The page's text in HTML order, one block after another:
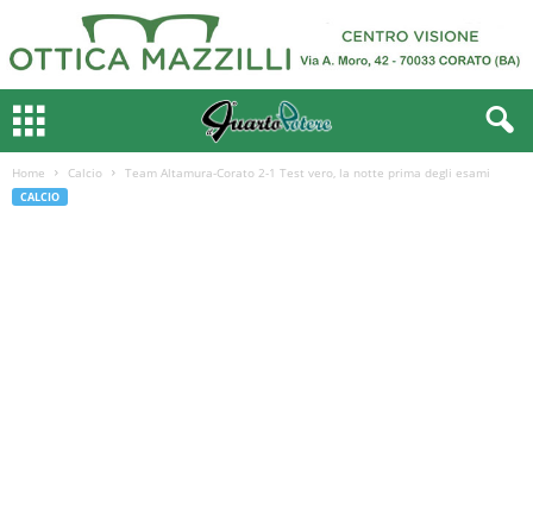
Home Calcio Team Altamura-Corato 2-1 Test vero, la notte prima degli esami
CALCIO